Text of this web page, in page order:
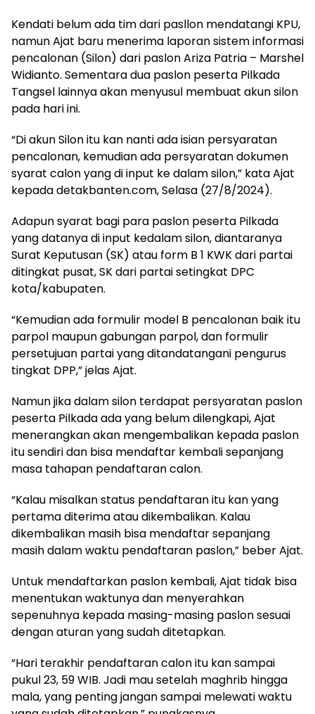
Kendati belum ada tim dari pasllon mendatangi KPU,
namun Ajat baru menerima laporan sistem informasi
pencalonan (Silon) dari paslon Ariza Patria – Marshel
Widianto. Sementara dua paslon peserta Pilkada
Tangsel lainnya akan menyusul membuat akun silon
pada hari ini.
“Di akun Silon itu kan nanti ada isian persyaratan
pencalonan, kemudian ada persyaratan dokumen
syarat calon yang di input ke dalam silon,” kata Ajat
kepada detakbanten.com, Selasa (27/8/2024).
Adapun syarat bagi para paslon peserta Pilkada
yang datanya di input kedalam silon, diantaranya
Surat Keputusan (SK) atau form B 1 KWK dari partai
ditingkat pusat, SK dari partai setingkat DPC
kota/kabupaten.
“Kemudian ada formulir model B pencalonan baik itu
parpol maupun gabungan parpol, dan formulir
persetujuan partai yang ditandatangani pengurus
tingkat DPP,” jelas Ajat.
Namun jika dalam silon terdapat persyaratan paslon
peserta Pilkada ada yang belum dilengkapi, Ajat
menerangkan akan mengembalikan kepada paslon
itu sendiri dan bisa mendaftar kembali sepanjang
masa tahapan pendaftaran calon.
“Kalau misalkan status pendaftaran itu kan yang
pertama diterima atau dikembalikan. Kalau
dikembalikan masih bisa mendaftar sepanjang
masih dalam waktu pendaftaran paslon,” beber Ajat.
Untuk mendaftarkan paslon kembali, Ajat tidak bisa
menentukan waktunya dan menyerahkan
sepenuhnya kepada masing-masing paslon sesuai
dengan aturan yang sudah ditetapkan.
“Hari terakhir pendaftaran calon itu kan sampai
pukul 23, 59 WIB. Jadi mau setelah maghrib hingga
mala, yang penting jangan sampai melewati waktu